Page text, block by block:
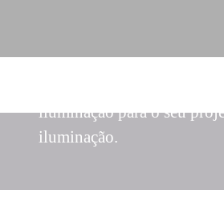
iluminação para o seu
iluminação.